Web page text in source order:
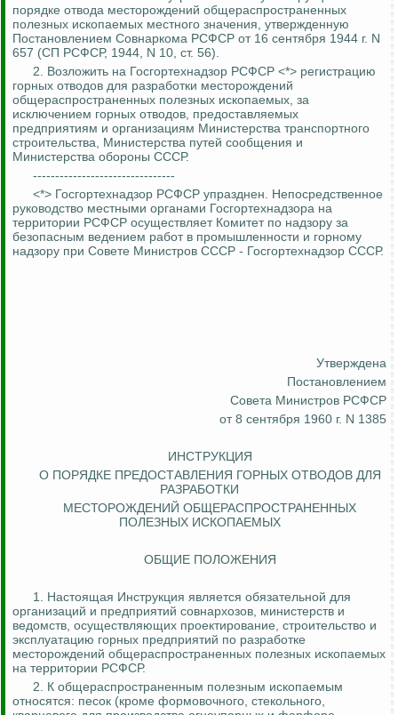
порядке отвода месторождений общераспространенных
полезных ископаемых местного значения, утвержденную
Постановлением Совнаркома РСФСР от 16 сентября 1944 г. N
657 (СП РСФСР, 1944, N 10, ст. 56).
2. Возложить на Госгортехнадзор РСФСР <*> регистрацию
горных отводов для разработки месторождений
общераспространенных полезных ископаемых, за
исключением горных отводов, предоставляемых
предприятиям и организациям Министерства транспортного
строительства, Министерства путей сообщения и
Министерства обороны СССР.
--------------------------------
<*> Госгортехнадзор РСФСР упразднен. Непосредственное
руководство местными органами Госгортехнадзора на
территории РСФСР осуществляет Комитет по надзору за
безопасным ведением работ в промышленности и горному
надзору при Совете Министров СССР - Госгортехнадзор СССР.
Утверждена
Постановлением
Совета Министров РСФСР
от 8 сентября 1960 г. N 1385
ИНСТРУКЦИЯ
О ПОРЯДКЕ ПРЕДОСТАВЛЕНИЯ ГОРНЫХ ОТВОДОВ ДЛЯ
РАЗРАБОТКИ
МЕСТОРОЖДЕНИЙ ОБЩЕРАСПРОСТРАНЕННЫХ
ПОЛЕЗНЫХ ИСКОПАЕМЫХ
ОБЩИЕ ПОЛОЖЕНИЯ
1. Настоящая Инструкция является обязательной для
организаций и предприятий совнархозов, министерств и
ведомств, осуществляющих проектирование, строительство и
эксплуатацию горных предприятий по разработке
месторождений общераспространенных полезных ископаемых
на территории РСФСР.
2. К общераспространенным полезным ископаемым
относятся: песок (кроме формовочного, стекольного,